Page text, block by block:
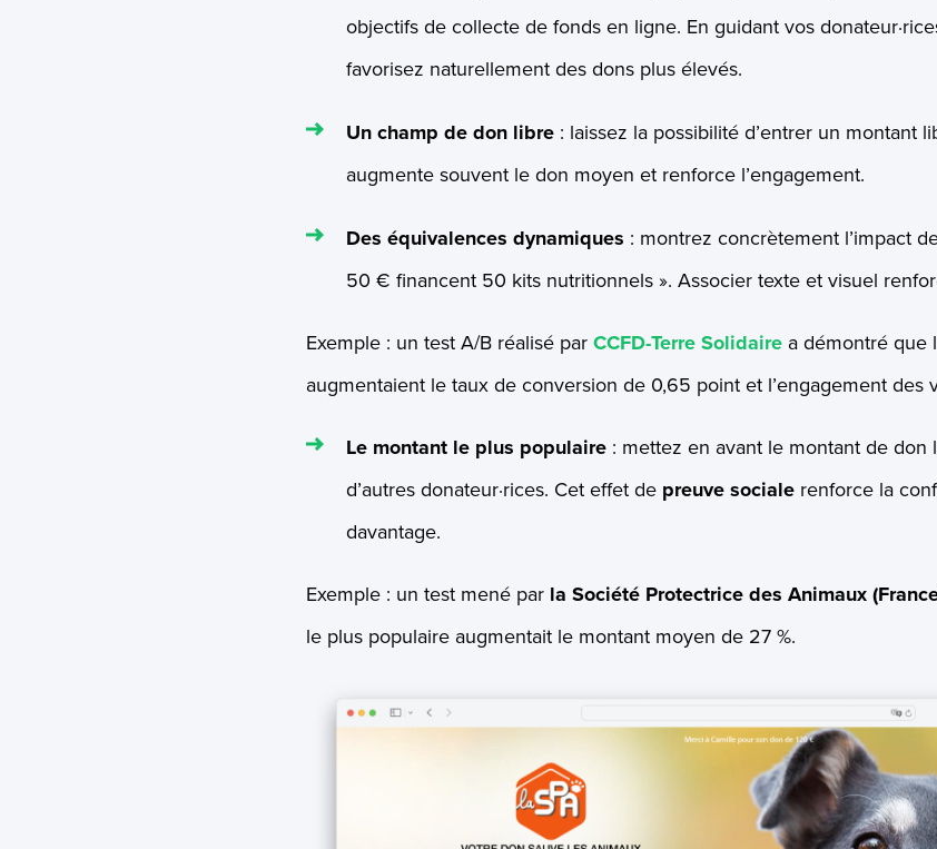
objectifs de collecte de fonds en ligne. En guidant vos
favorisez naturellement des dons plus élevés.
Un champ de don libre: laissez la possibilité d’entrer un montant
augmente souvent le don moyen et renforce l’engagement.
Des équivalences dynamiques : montrez concrètement l’impact
50 € financent 50 kits nutritionnels ». Associer texte et visuel
Exemple : un test A/B réalisé parCCFD-Terre Solidairea démontré que
augmentaient le taux de conversion de 0,65 point et l’engagement des
Le montant le plus populaire: mettez en avant le montant de don
d’autres donateur·rices. Cet effet de preuve socialerenforce la
davantage.
Exemple : un test mené par la Société Protectrice des Animaux
le plus populaire augmentait le montant moyen de 27 %.